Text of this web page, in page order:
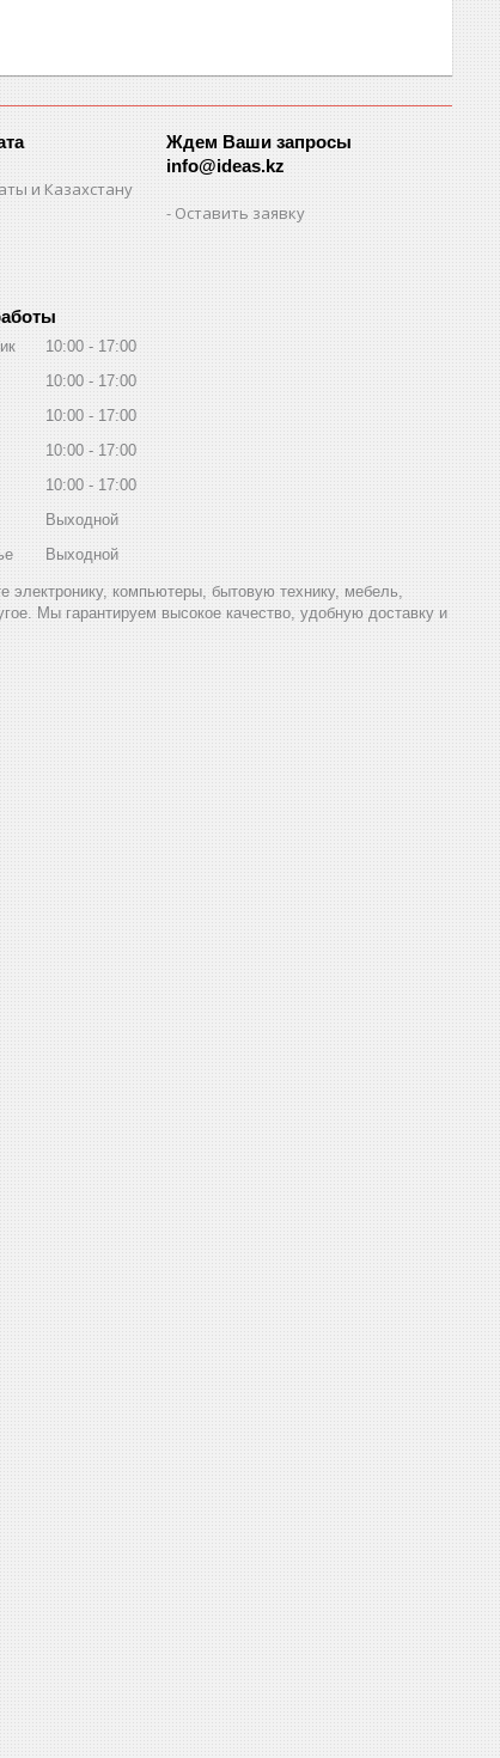
и Казахстану
Ждем Ваши запросы
info@ideas.kz
Оставить заявку
10:00
17:00
10:00
17:00
10:00
17:00
10:00
17:00
10:00
17:00
Выходной
Выходной
компьютеры, бытовую технику, мебель,
Мы гарантируем высокое качество, удобную доставку и